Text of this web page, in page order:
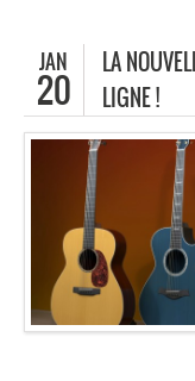
JAN
20
LA
LIGNE !